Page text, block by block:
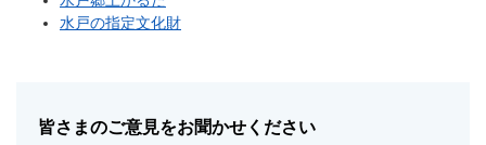
水戸の指定文化財
皆さまのご意見をお聞かせください